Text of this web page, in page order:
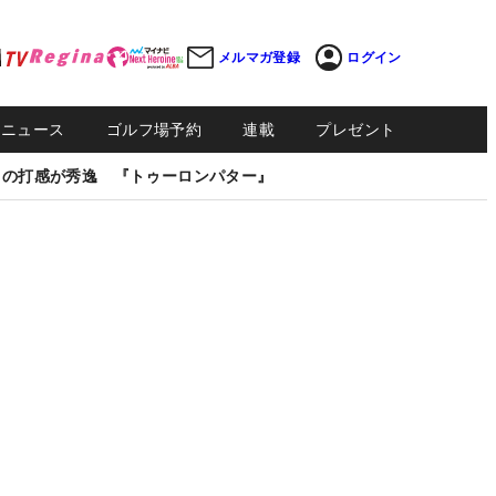
メルマガ登録 ログイン
ュース ゴルフ場予約 連載 プレゼント
打感が秀逸 『トゥーロンパター』